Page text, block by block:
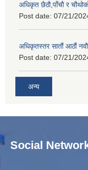
अधिकृत छैठौ,पाँचौ र
Post date: 07/21/
अधिकृतस्तर सातौं आठौं नवौ
Post date: 07/21/
अन्य
Social